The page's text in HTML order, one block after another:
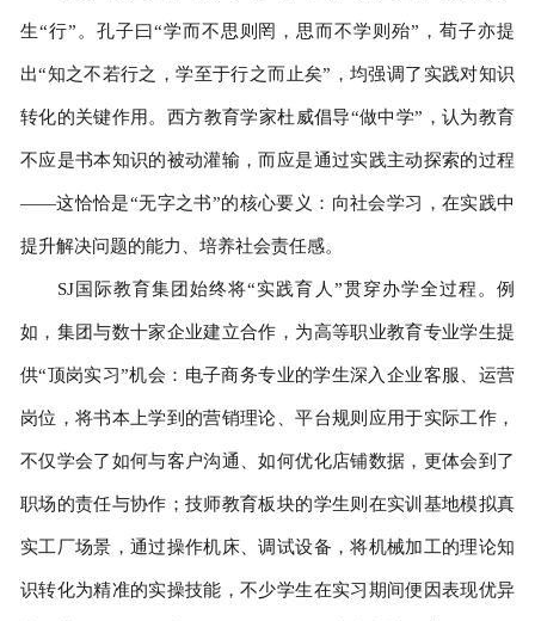
生“行”。孔子曰“学而不思则罔，思而不学则殆”，荀子亦提
出“知之不若行之，学至于行之而止矣”，均强调了实践对知识
转化的关键作用。西方教育学家杜威倡导“做中学”，认为教育
不应是书本知识的被动灌输，而应是通过实践主动探索的过程
——这恰恰是“无字之书”的核心要义：向社会学习，在实践中
提升解决问题的能力、培养社会责任感。
SJ国际教育集团始终将“实践育人”贯穿办学全过程。例
如，集团与数十家企业建立合作，为高等职业教育专业学生提
供“顶岗实习”机会：电子商务专业的学生深入企业客服、运营
岗位，将书本上学到的营销理论、平台规则应用于实际工作，
不仅学会了如何与客户沟通、如何优化店铺数据，更体会到了
职场的责任与协作；技师教育板块的学生则在实训基地模拟真
实工厂场景，通过操作机床、调试设备，将机械加工的理论知
识转化为精准的实操技能，不少学生在实习期间便因表现优异